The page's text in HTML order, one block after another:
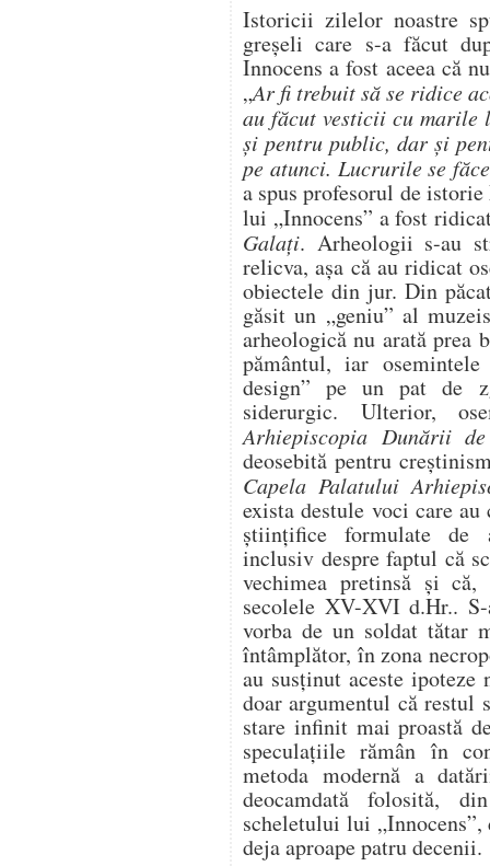
Istoricii zilelor noastre
greşeli care s-a făcut
Innocens a fost aceea că
„Ar fi trebuit să se ridice
au făcut vesticii cu marile
şi pentru public, dar şi
pe atunci. Lucrurile se
a spus profesorul de
lui „Innocens” a fost
Galaţi. Arheologii s-au
relicva, aşa că au ridicat
obiectele din jur. Din
găsit un „geniu” al
arheologică nu arată prea
pământul, iar
design” pe un pat de
siderurgic. Ulterior,
Arhiepiscopia Dunării
deosebită pentru
Capela Palatului
exista destule voci care
ştiinţifice formulate de
inclusiv despre faptul că
vechimea pretinsă şi
secolele XV-XVI d.Hr..
vorba de un soldat tătar
întâmplător, în zona
au susţinut aceste
doar argumentul că restul
stare infinit mai proastă
speculaţiile rămân în
metoda modernă a
deocamdată folosită,
scheletului lui
deja aproape patru decenii.